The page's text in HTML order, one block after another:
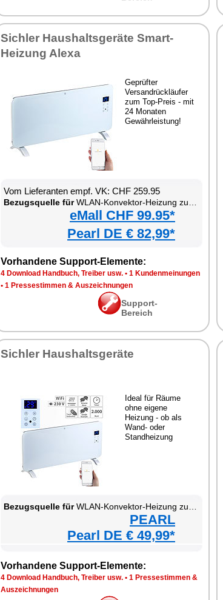
Sichler Haushaltsgeräte Smart-
Heizung Alexa
Geprüfter
Versandrückläufer
zum Top-Preis - mit
24 Monaten
Gewährleistung!
Vom Lieferanten empf. VK: CHF 259.95
Bezugsquelle fürWLAN-Konvektor-Heizung zur Wand- und Standmontage
eMall CHF 99.95*
Pearl DE € 82,99*
Vorhandene Support-Elemente:
4 Download Handbuch, Treiber usw. • 1 Kundenmeinungen
• 1 Pressestimmen & Auszeichnungen
Support-
Bereich
Sichler Haushaltsgeräte
Ideal für Räume
ohne eigene
Heizung - ob als
Wand- oder
Standheizung
Bezugsquelle fürWLAN-Konvektor-Heizung zur Wand- und Standmontage
PEARL
Pearl DE € 49,99*
Vorhandene Support-Elemente:
4 Download Handbuch, Treiber usw. • 1 Pressestimmen &
Auszeichnungen